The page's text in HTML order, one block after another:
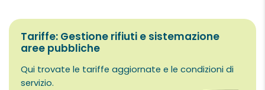
Tariffe: Gestione rifiuti e sistemazione
aree pubbliche
Qui trovate le tariffe aggiornate e le condizioni di
servizio.